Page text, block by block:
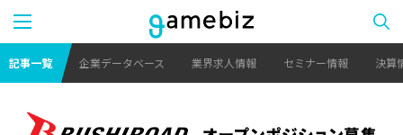
記事一覧 企業データベース 業界求人情報 セミナー情報 決算